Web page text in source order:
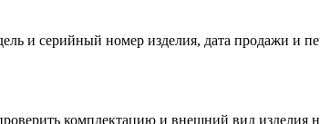
и серийный номер изделия, дата продажи и
комплектацию и внешний вид изделия